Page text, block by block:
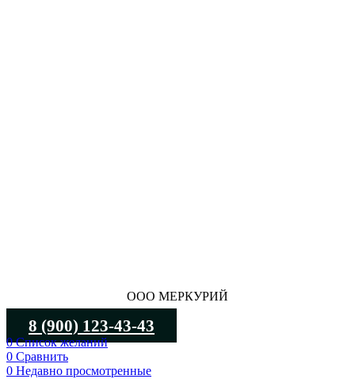
ООО МЕРКУРИЙ
8 (900) 123-43-43
0Список желаний
0 Сравнить
0 Недавно просмотренные